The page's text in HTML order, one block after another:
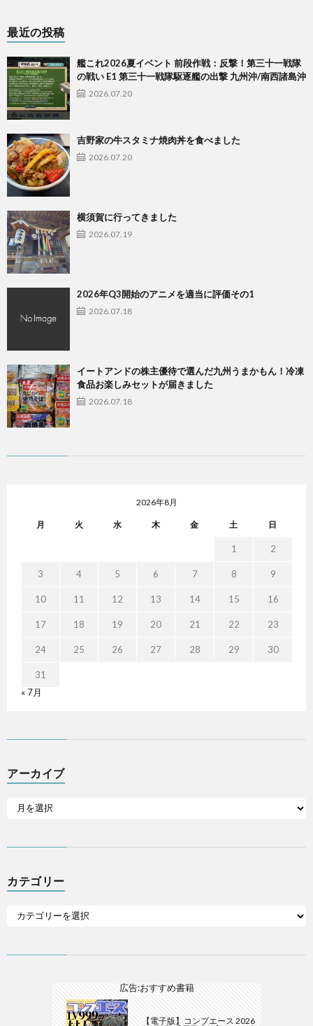
最近の投稿
艦これ2026夏イベント 前段作戦：反撃！第三十一戦隊
の戦い E1 第三十一戦隊駆逐艦の出撃 九州沖/南西諸島沖
2026.07.20
吉野家の牛スタミナ焼肉丼を食べました
2026.07.20
横須賀に行ってきました
2026.07.19
2026年Q3開始のアニメを適当に評価その1
2026.07.18
イートアンドの株主優待で選んだ九州うまかもん！冷凍
食品お楽しみセットが届きました
2026.07.18
2026年8月
月 火 水 木 金 土 日
1 2
3 4 5 6 7 8 9
10 11 12 13 14 15 16
17 18 19 20 21 22 23
24 25 26 27 28 29 30
31
« 7月
アーカイブ
カテゴリー
広告:おすすめ書籍
【電子版】コンプエース 2026